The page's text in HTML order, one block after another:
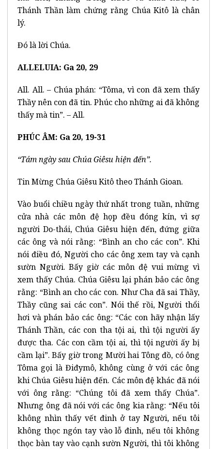
Thánh Thần làm chứng rằng Chúa Kitô là chân
lý.
Đó là lời Chúa.
ALLELUIA: Ga 20, 29
All. All. – Chúa phán: “Tôma, vì con đã xem thấy
Thầy nên con đã tin. Phúc cho những ai đã không
thấy mà tin”. – All.
PHÚC ÂM: Ga 20, 19-31
“Tám ngày sau Chúa Giêsu hiện đến”.
Tin Mừng Chúa Giêsu Kitô theo Thánh Gioan.
Vào buổi chiều ngày thứ nhất trong tuần, những
cửa nhà các môn đệ họp đều đóng kín, vì sợ
người Do-thái, Chúa Giêsu hiện đến, đứng giữa
các ông và nói rằng: “Bình an cho các con”. Khi
nói điều đó, Người cho các ông xem tay và cạnh
sườn Người. Bấy giờ các môn đệ vui mừng vì
xem thấy Chúa. Chúa Giêsu lại phán bảo các ông
rằng: “Bình an cho các con. Như Cha đã sai Thầy,
Thầy cũng sai các con”. Nói thế rồi, Người thổi
hơi và phán bảo các ông: “Các con hãy nhận lấy
Thánh Thần, các con tha tội ai, thì tội người ấy
được tha. Các con cầm tội ai, thì tội người ấy bị
cầm lại”. Bấy giờ trong Mười hai Tông đồ, có ông
Tôma gọi là Điđymô, không cùng ở với các ông
khi Chúa Giêsu hiện đến. Các môn đệ khác đã nói
với ông rằng: “Chúng tôi đã xem thấy Chúa”.
Nhưng ông đã nói với các ông kia rằng: “Nếu tôi
không nhìn thấy vết đinh ở tay Người, nếu tôi
không thọc ngón tay vào lỗ đinh, nếu tôi không
thọc bàn tay vào cạnh sườn Người, thì tôi không